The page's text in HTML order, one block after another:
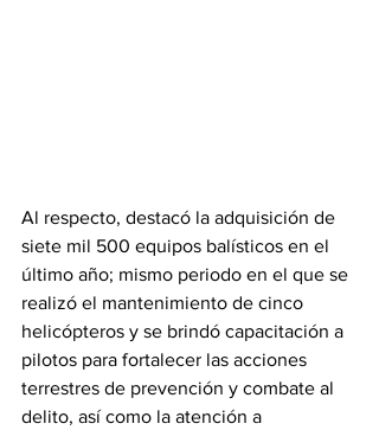
Al respecto, destacó la adquisición de
siete mil 500 equipos balísticos en el
último año; mismo periodo en el que se
realizó el mantenimiento de cinco
helicópteros y se brindó capacitación a
pilotos para fortalecer las acciones
terrestres de prevención y combate al
delito, así como la atención a